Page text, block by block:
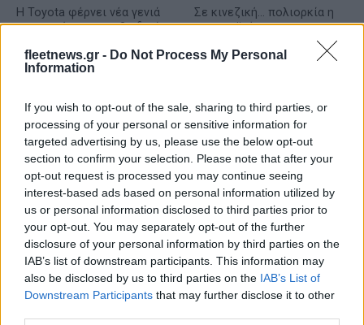
fleetnews.gr - Do Not Process My Personal
Information
If you wish to opt-out of the sale, sharing to third parties, or
processing of your personal or sensitive information for
targeted advertising by us, please use the below opt-out
section to confirm your selection. Please note that after your
opt-out request is processed you may continue seeing
interest-based ads based on personal information utilized by
us or personal information disclosed to third parties prior to
your opt-out. You may separately opt-out of the further
disclosure of your personal information by third parties on the
IAB’s list of downstream participants. This information may
also be disclosed by us to third parties on the IAB’s List of
Downstream Participants that may further disclose it to other
Η Toyota φέρνει νέα γενιά
μπαταριών για τα υβριδικά
Σε κινεζική… πολιορκία η
ευρωπαϊκή
Νέο Audi A2 e-tron με στόχο την κορυφή της
αποδοτικότητας
Ευρωπαϊκό Παίδων: Λύγισε
στην παράταση η Ελλάδα,
Γιαννακόπουλος: «Όταν σου
ρίχνουν μια πέτρα, τους